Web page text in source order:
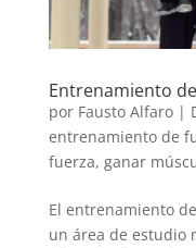
Entrenamiento
por Fausto Alfaro|
entrenamiento de
fuerza, ganar
El entrenamiento
un área de estudio